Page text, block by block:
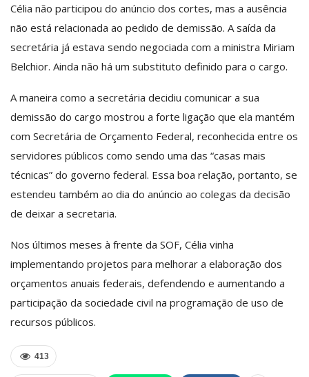
Célia não participou do anúncio dos cortes, mas a ausência
não está relacionada ao pedido de demissão. A saída da
secretária já estava sendo negociada com a ministra Miriam
Belchior. Ainda não há um substituto definido para o cargo.
A maneira como a secretária decidiu comunicar a sua
demissão do cargo mostrou a forte ligação que ela mantém
com Secretária de Orçamento Federal, reconhecida entre os
servidores públicos como sendo uma das “casas mais
técnicas” do governo federal. Essa boa relação, portanto, se
estendeu também ao dia do anúncio ao colegas da decisão
de deixar a secretaria.
Nos últimos meses à frente da SOF, Célia vinha
implementando projetos para melhorar a elaboração dos
orçamentos anuais federais, defendendo e aumentando a
participação da sociedade civil na programação de uso de
recursos públicos.
413